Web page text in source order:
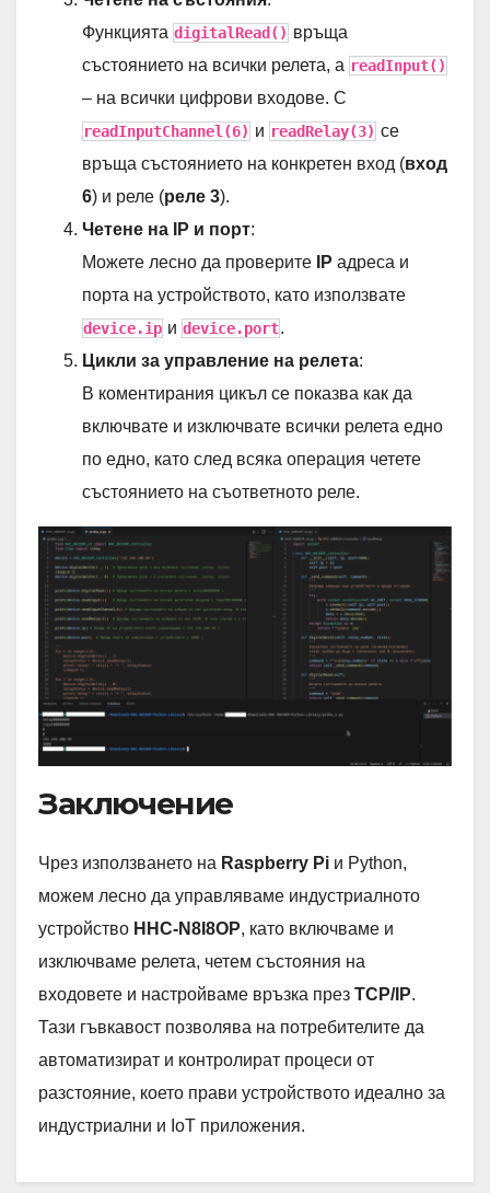
Функцията digitalRead() връща
състоянието на всички релета, а readInput()
– на всички цифрови входове. С
readInputChannel(6) и readRelay(3) се
връща състоянието на конкретен вход (вход
6) и реле (реле 3).
Четене на IP и порт:
Можете лесно да проверите
IP адреса и
порта на устройството, като използвате
device.ip и device.port.
Цикли за управление на релета:
В коментирания цикъл се показва как да
включвате и изключвате всички релета едно
по едно, като след всяка операция четете
състоянието на съответното реле.
Заключение
Чрез използването на Raspberry Pi и Python,
можем лесно да управляваме индустриалното
устройство HHC-N8I8OP, като включваме и
изключваме релета, четем състояния на
входовете и настройваме връзка през TCP/IP.
Тази гъвкавост позволява на потребителите да
автоматизират и контролират процеси от
разстояние, което прави устройството идеално за
индустриални и IoT приложения.